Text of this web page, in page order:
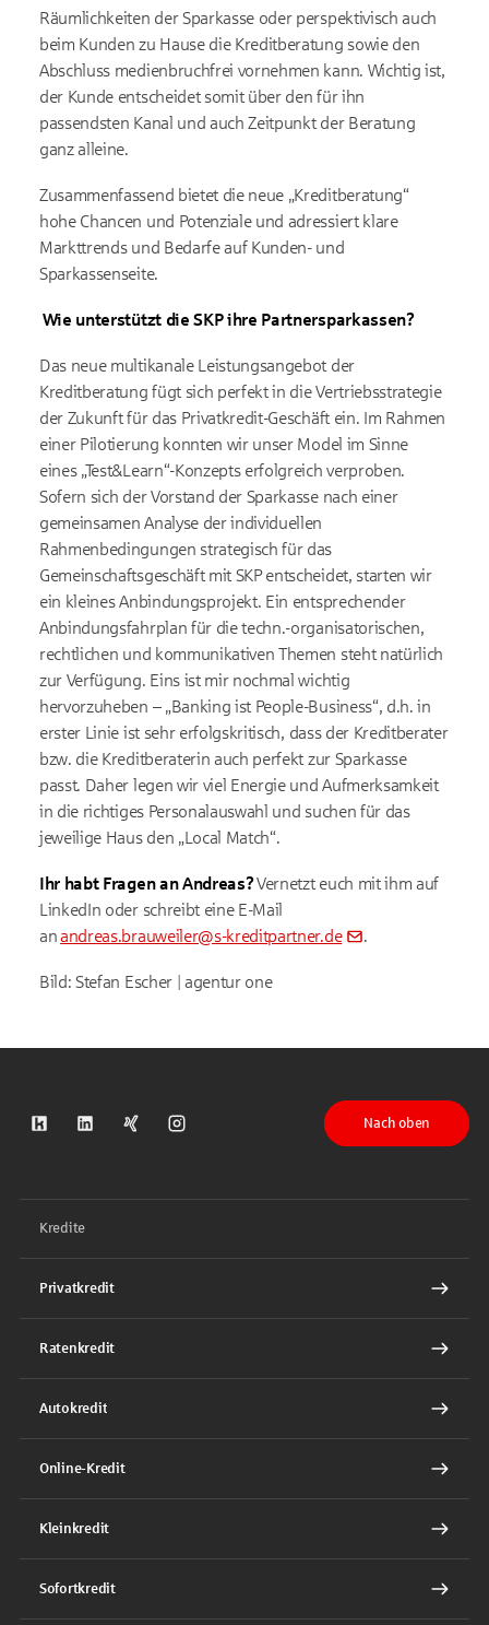
Räumlichkeiten der Sparkasse oder perspektivisch auch
beim Kunden zu Hause die Kreditberatung sowie den
Abschluss medienbruchfrei vornehmen kann. Wichtig ist,
der Kunde entscheidet somit über den für ihn
passendsten Kanal und auch Zeitpunkt der Beratung
ganz alleine.
Zusammenfassend bietet die neue „Kreditberatung“
hohe Chancen und Potenziale und adressiert klare
Markttrends und Bedarfe auf Kunden- und
Sparkassenseite.
Wie unterstützt die SKP ihre Partnersparkassen?
Das neue multikanale Leistungsangebot der
Kreditberatung fügt sich perfekt in die Vertriebsstrategie
der Zukunft für das Privatkredit-Geschäft ein. Im Rahmen
einer Pilotierung konnten wir unser Model im Sinne
eines „Test&Learn“-Konzepts erfolgreich verproben.
Sofern sich der Vorstand der Sparkasse nach einer
gemeinsamen Analyse der individuellen
Rahmenbedingungen strategisch für das
Gemeinschaftsgeschäft mit SKP entscheidet, starten wir
ein kleines Anbindungsprojekt. Ein entsprechender
Anbindungsfahrplan für die techn.-organisatorischen,
rechtlichen und kommunikativen Themen steht natürlich
zur Verfügung. Eins ist mir nochmal wichtig
hervorzuheben – „Banking ist People-Business“, d.h. in
erster Linie ist sehr erfolgskritisch, dass der Kreditberater
bzw. die Kreditberaterin auch perfekt zur Sparkasse
passt. Daher legen wir viel Energie und Aufmerksamkeit
in die richtiges Personalauswahl und suchen für das
jeweilige Haus den „Local Match“.
Ihr habt Fragen an Andreas?Vernetzt euch mit ihm auf
LinkedIn oder schreibt eine E-Mail
anandreas.brauweiler@s-kreditpartner.de .
Bild: Stefan Escher | agentur one
S-Kreditpartner auf Kununu
S-Kreditpartner auf LinkedIn
S-Kreditpartner auf Xing
S-Kreditpartner auf Instagram
Nach oben
Kredite
Privatkredit
Ratenkredit
Autokredit
Online-Kredit
Kleinkredit
Sofortkredit